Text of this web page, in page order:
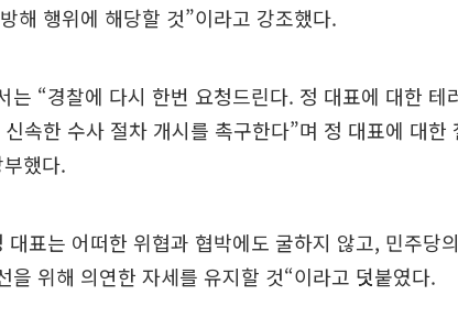
해 행위에 해당할 것”이라고 강조했다.
는 “경찰에 다시 한번 요청드린다. 정 대표에 대한 테
속한 수사 절차 개시를 촉구한다”며 정 대표에 대한
했다.
대표는 어떠한 위협과 협박에도 굴하지 않고, 민주당
을 위해 의연한 자세를 유지할 것“이라고 덧붙였다.